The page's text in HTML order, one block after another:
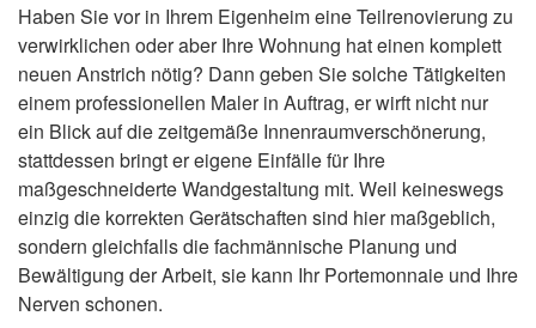
Haben Sie vor in Ihrem Eigenheim eine Teilrenovierung zu
verwirklichen oder aber Ihre Wohnung hat einen komplett
neuen Anstrich nötig? Dann geben Sie solche Tätigkeiten
einem professionellen Maler in Auftrag, er wirft nicht nur
ein Blick auf die zeitgemäße Innenraumverschönerung,
stattdessen bringt er eigene Einfälle für Ihre
maßgeschneiderte Wandgestaltung mit. Weil keineswegs
einzig die korrekten Gerätschaften sind hier maßgeblich,
sondern gleichfalls die fachmännische Planung und
Bewältigung der Arbeit, sie kann Ihr Portemonnaie und Ihre
Nerven schonen.